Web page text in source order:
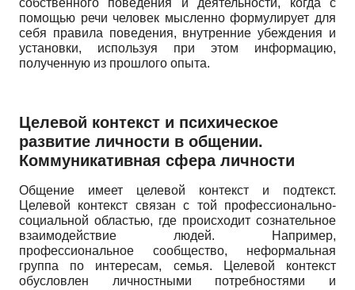
собственного поведения и деятельности, когда с
помощью речи человек мысленно формулирует для
себя правила поведения, внутренние убеждения и
установки, используя при этом информацию,
полученную из прошлого опыта.
Целевой контекст и психическое
развитие личности в общении.
Коммуникативная сфера личности
Общение имеет целевой контекст и подтекст.
Целевой контекст связан с той профессионально-
социальной областью, где происходит сознательное
взаимодействие людей. Например,
профессиональное сообщество, неформальная
группа по интересам, семья. Целевой контекст
обусловлен личностными потребностями и